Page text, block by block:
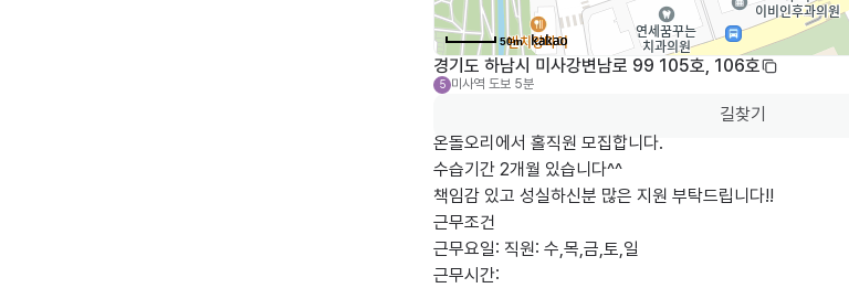
50m
경기도 하남시 미사강변남로 99 105호, 106호
5 미사역 도보 5분
길찾기
온돌오리에서 홀직원 모집합니다.
수습기간 2개월 있습니다^^
책임감 있고 성실하신분 많은 지원 부탁드립니다!!
근무조건
근무요일: 직원: 수,목,금,토,일
근무시간: